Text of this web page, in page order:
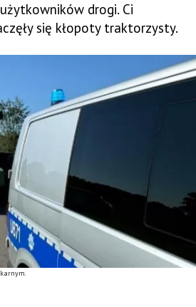
drogi. Ci
się kłopoty traktorzysty.